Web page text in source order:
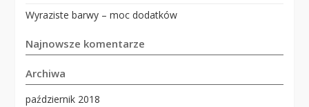
Wyraziste barwy – moc dodatków
Najnowsze komentarze
Archiwa
październik 2018